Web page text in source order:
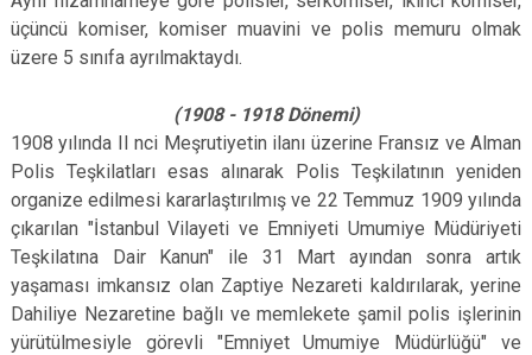
üçüncü komiser, komiser muavini ve polis memuru olmak
üzere 5 sınıfa ayrılmaktaydı.
(1908 - 1918 Dönemi)
1908 yılında II nci Meşrutiyetin ilanı üzerine Fransız ve Alman
Polis Teşkilatları esas alınarak Polis Teşkilatının yeniden
organize edilmesi kararlaştırılmış ve 22 Temmuz 1909 yılında
çıkarılan "İstanbul Vilayeti ve Emniyeti Umumiye Müdüriyeti
Teşkilatına Dair Kanun" ile 31 Mart ayından sonra artık
yaşaması imkansız olan Zaptiye Nezareti kaldırılarak, yerine
Dahiliye Nezaretine bağlı ve memlekete şamil polis işlerinin
yürütülmesiyle görevli "Emniyet Umumiye Müdürlüğü" ve